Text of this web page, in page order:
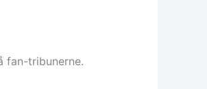
fan-tribunerne.